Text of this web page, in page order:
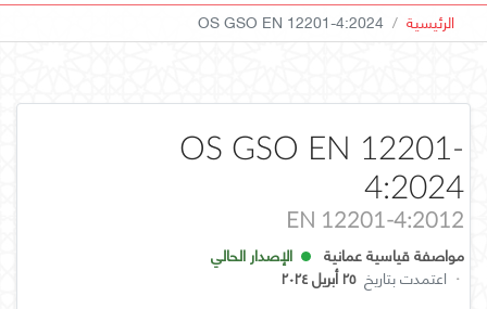
الرئيسية OS GSO EN 12201-4:2024
OS GSO EN 12201-
4:2024
EN 12201-4:2012
مواصفة قياسية عمانية
الإصدار الحالي
· اعتمدت بتاريخ ٢٥ أبريل ٢٠٢٤